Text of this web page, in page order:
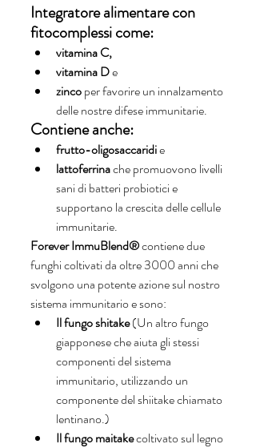
Integratore alimentare con
fitocomplessi come:
vitamina C,
vitamina D e
zinco per favorire un innalzamento
delle nostre difese immunitarie.
Contiene anche:
frutto-oligosaccaridi e
lattoferrina che promuovono livelli
sani di batteri probiotici e
supportano la crescita delle cellule
immunitarie.
Forever ImmuBlend® contiene due
funghi coltivati da oltre 3000 anni che
svolgono una potente azione sul nostro
sistema immunitario e sono:
Il fungo shitake (Un altro fungo
giapponese che aiuta gli stessi
componenti del sistema
immunitario, utilizzando un
componente del shiitake chiamato
lentinano.)
Il fungo maitake coltivato sul legno